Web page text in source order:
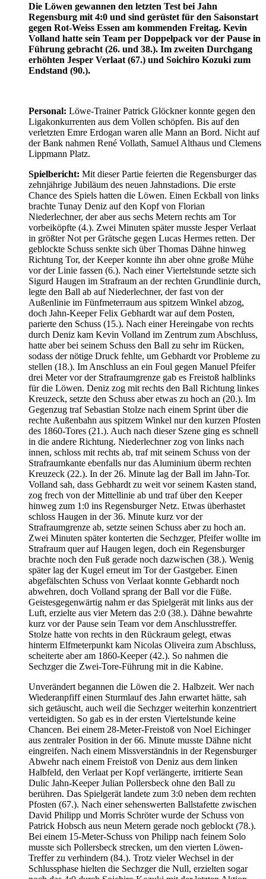
Die Löwen gewannen den letzten Test bei Jahn
Regensburg mit 4:0 und sind gerüstet für den Saisonstart
gegen Rot-Weiss Essen am kommenden Freitag. Kevin
Volland hatte sein Team per Doppelpack vor der Pause in
Führung gebracht (26. und 38.). Im zweiten Durchgang
erhöhten Jesper Verlaat (67.) und Soichiro Kozuki zum
Endstand (90.).
Personal: Löwe-Trainer Patrick Glöckner konnte gegen den
Ligakonkurrenten aus dem Vollen schöpfen. Bis auf den
verletzten Emre Erdogan waren alle Mann an Bord. Nicht auf
der Bank nahmen René Vollath, Samuel Althaus und Clemens
Lippmann Platz.
Spielbericht: Mit dieser Partie feierten die Regensburger das
zehnjährige Jubiläum des neuen Jahnstadions. Die erste
Chance des Spiels hatten die Löwen. Einen Eckball von links
brachte Tunay Deniz auf den Kopf von Florian
Niederlechner, der aber aus sechs Metern rechts am Tor
vorbeiköpfte (4.). Zwei Minuten später musste Jesper Verlaat
in größter Not per Grätsche gegen Lucas Hermes retten. Der
geblockte Schuss senkte sich über Thomas Dähne hinweg
Richtung Tor, der Keeper konnte ihn aber ohne große Mühe
vor der Linie fassen (6.). Nach einer Viertelstunde setzte sich
Sigurd Haugen im Strafraum an der rechten Grundlinie durch,
legte den Ball ab auf Niederlechner, der fast von der
Außenlinie im Fünfmeterraum aus spitzem Winkel abzog,
doch Jahn-Keeper Felix Gebhardt war auf dem Posten,
parierte den Schuss (15.). Nach einer Hereingabe von rechts
durch Deniz kam Kevin Volland im Zentrum zum Abschluss,
hatte aber bei seinem Schuss den Ball zu sehr im Rücken,
sodass der nötige Druck fehlte, um Gebhardt vor Probleme zu
stellen (18.). Im Anschluss an ein Foul gegen Manuel Pfeifer
drei Meter vor der Strafraumgrenze gab es Freistoß halblinks
für die Löwen. Deniz zog mit rechts den Ball Richtung linkes
Kreuzeck, setzte den Schuss aber etwas zu hoch an (20.). Im
Gegenzug traf Sebastian Stolze nach einem Sprint über die
rechte Außenbahn aus spitzem Winkel nur den kurzen Pfosten
des 1860-Tores (21.). Auch nach dieser Szene ging es schnell
in die andere Richtung. Niederlechner zog von links nach
innen, schloss mit rechts ab, traf mit seinem Schuss von der
Strafraumkante ebenfalls nur das Aluminium überm rechten
Kreuzeck (22.). In der 26. Minute lag der Ball im Jahn-Tor.
Volland sah, dass Gebhardt zu weit vor seinem Kasten stand,
zog frech von der Mittellinie ab und traf über den Keeper
hinweg zum 1:0 ins Regensburger Netz. Etwas überhastet
schloss Haugen in der 36. Minute kurz vor der
Strafraumgrenze ab, setzte seinen Schuss aber zu hoch an.
Zwei Minuten später konterten die Sechzger, Pfeifer wollte im
Strafraum quer auf Haugen legen, doch ein Regensburger
brachte noch den Fuß gerade noch dazwischen (38.). Wenig
später lag der Kugel erneut im Tor der Gastgeber. Einen
abgefälschten Schuss von Verlaat konnte Gebhardt noch
abwehren, doch Volland sprang der Ball vor die Füße.
Geistesgegenwärtig nahm er das Spielgerät mit links aus der
Luft, erzielte aus vier Metern das 2:0 (38.). Dähne bewahrte
kurz vor der Pause sein Team vor dem Anschlusstreffer.
Stolze hatte von rechts in den Rückraum gelegt, etwas
hinterm Elfmeterpunkt kam Nicolas Oliveira zum Abschluss,
scheiterte aber am 1860-Keeper (42.). So nahmen die
Sechzger die Zwei-Tore-Führung mit in die Kabine.
Unverändert begannen die Löwen die 2. Halbzeit. Wer nach
Wiederanpfiff einen Sturmlauf des Jahn erwartet hätte, sah
sich getäuscht, auch weil die Sechzger weiterhin konzentriert
verteidigten. So gab es in der ersten Viertelstunde keine
Chancen. Bei einem 28-Meter-Freistoß von Noel Eichinger
aus zentraler Position in der 66. Minute musste Dähne nicht
eingreifen. Nach einem Missverständnis in der Regensburger
Abwehr nach einem Freistoß von Deniz aus dem linken
Halbfeld, den Verlaat per Kopf verlängerte, irritierte Sean
Dulic Jahn-Keeper Julian Pollersbeck ohne den Ball zu
berühren. Das Spielgerät landete zum 3:0 neben dem rechten
Pfosten (67.). Nach einer sehenswerten Ballstafette zwischen
David Philipp und Morris Schröter wurde der Schuss von
Patrick Hobsch aus neun Metern gerade noch geblockt (78.).
Bei einem 15-Meter-Schuss von Philipp nach feinem Solo
musste sich Pollersbeck strecken, um den vierten Löwen-
Treffer zu verhindern (84.). Trotz vieler Wechsel in der
Schlussphase hielten die Sechzger die Null, erzielten sogar